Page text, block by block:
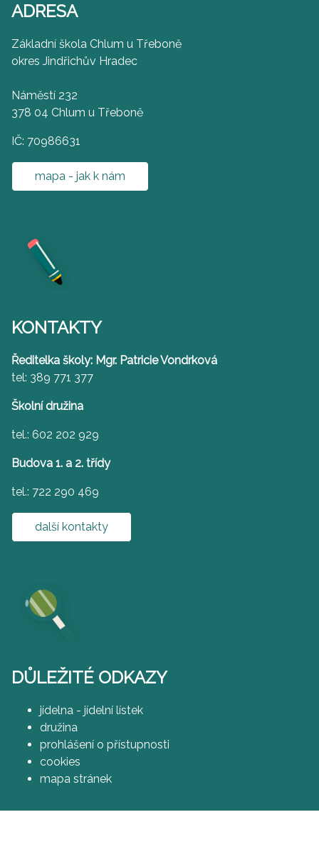
ADRESA
Základní škola Chlum u Třeboně
okres Jindřichův Hradec
Náměstí 232
378 04 Chlum u Třeboně
IČ: 70986631
mapa - jak k nám
KONTAKTY
Ředitelka školy: Mgr. Patricie Vondrková
tel: 389 771 377
Školní družina
tel.: 602 202 929
Budova 1. a 2. třídy
tel.: 722 290 469
další kontakty
DŮLEŽITÉ ODKAZY
jídelna - jídelní lístek
družina
prohlášení o přístupnosti
cookies
mapa stránek